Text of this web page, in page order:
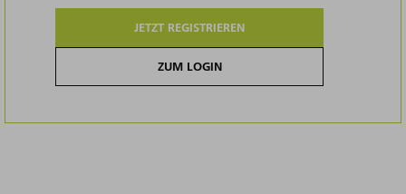
JETZT REGISTRIEREN
ZUM LOGIN